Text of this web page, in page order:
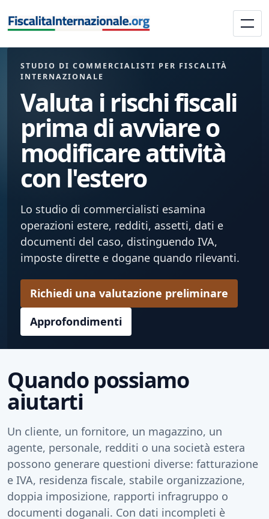
STUDIO DI COMMERCIALISTI PER FISCALITÀ
INTERNAZIONALE
Valuta i rischi fiscali
prima di avviare o
modificare attività
con l'estero
Lo studio di commercialisti esamina
operazioni estere, redditi, assetti, dati e
documenti del caso, distinguendo IVA,
imposte dirette e dogane quando rilevanti.
Richiedi una valutazione preliminare
Approfondimenti
Quando possiamo
aiutarti
Un cliente, un fornitore, un magazzino, un
agente, personale, redditi o una società estera
possono generare questioni diverse: fatturazione
e IVA, residenza fiscale, stabile organizzazione,
doppia imposizione, rapporti infragruppo o
documenti doganali. Con dati incompleti è